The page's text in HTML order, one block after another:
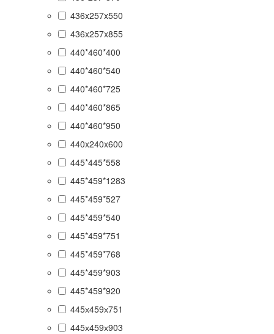
436x257x550
436x257x855
440*460*400
440*460*540
440*460*725
440*460*865
440*460*950
440x240x600
445*445*558
445*459*1283
445*459*527
445*459*540
445*459*751
445*459*768
445*459*903
445*459*920
445х459х751
445х459х903